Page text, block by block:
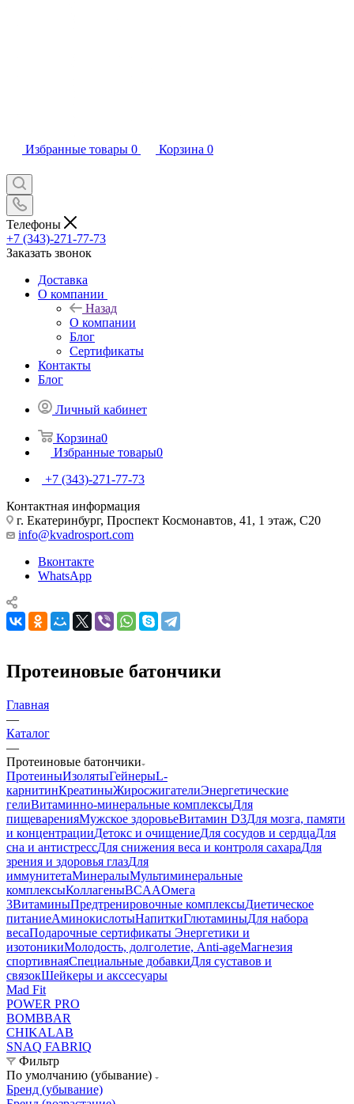
Избранные товары 0 Корзина 0
Телефоны
+7 (343)-271-77-73
Заказать звонок
Доставка
О компании
Назад
О компании
Блог
Сертификаты
Контакты
Блог
Личный кабинет
Корзина0
Избранные товары0
+7 (343)-271-77-73
Контактная информация
г. Екатеринбург, Проспект Космонавтов, 41, 1 этаж, С20
info@kvadrosport.com
Вконтакте
WhatsApp
Протеиновые батончики
Главная
—
Каталог
—
Протеиновые батончики
ПротеиныИзолятыГейнерыL-
карнитинКреатиныЖиросжигателиЭнергетические
гелиВитаминно-минеральные комплексыДля
пищеваренияМужское здоровьеВитамин D3Для мозга, памяти
и концентрацииДетокс и очищениеДля сосудов и сердцаДля
сна и антистрессДля снижения веса и контроля сахараДля
зрения и здоровья глазДля
иммунитетаМинералыМультиминеральные
комплексыКоллагеныBCAAОмега
3ВитаминыПредтренировочные комплексыДиетическое
питаниеАминокислотыНапиткиГлютаминыДля набора
весаПодарочные сертификаты Энергетики и
изотоникиМолодость, долголетие, Anti-ageМагнезия
спортивнаяСпециальные добавкиДля суставов и
связокШейкеры и акссесуары
Mad Fit
POWER PRO
BOMBBAR
CHIKALAB
SNAQ FABRIQ
Фильтр
По умолчанию (убывание)
Бренд (убывание)